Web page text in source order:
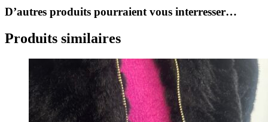
D’autres produits pourraient vous interresser…
Produits similaires